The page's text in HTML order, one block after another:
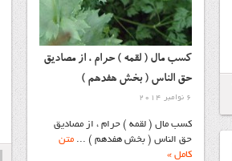
کسب مال ( لقمه ) حرام ، از مصادیق
حق الناس ( بخش هفدهم )
6 نوامبر 2014
کسب مال ( لقمه ) حرام ، از مصادیق
حق الناس ( بخش هفدهم ) ... متن
کامل »